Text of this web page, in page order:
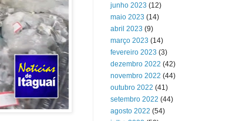
junho 2023 (12)
maio 2023 (14)
abril 2023 (9)
março 2023 (14)
fevereiro 2023 (3)
dezembro 2022 (42)
novembro 2022 (44)
outubro 2022 (41)
setembro 2022 (44)
agosto 2022 (54)